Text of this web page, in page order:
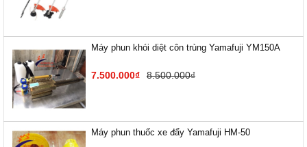
Máy phun khói diệt côn trùng Yamafuji YM150A
7.500.000₫ 8.500.000₫
Máy phun thuốc xe đẩy Yamafuji HM-50